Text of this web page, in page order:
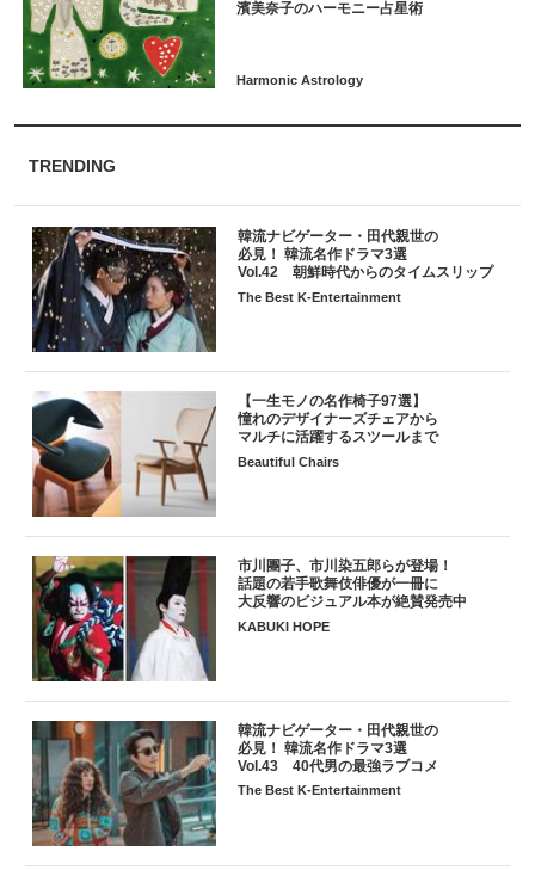
TRENDING
韓流ナビゲーター・田代親世の
必見！ 韓流名作ドラマ3選
Vol.42 朝鮮時代からのタイムスリップ
The Best K-Entertainment
【一生モノの名作椅子97選】
憧れのデザイナーズチェアから
マルチに活躍するスツールまで
Beautiful Chairs
市川團子、市川染五郎らが登場！
話題の若手歌舞伎俳優が一冊に
大反響のビジュアル本が絶賛発売中
KABUKI HOPE
韓流ナビゲーター・田代親世の
必見！ 韓流名作ドラマ3選
Vol.43 40代男の最強ラブコメ
The Best K-Entertainment